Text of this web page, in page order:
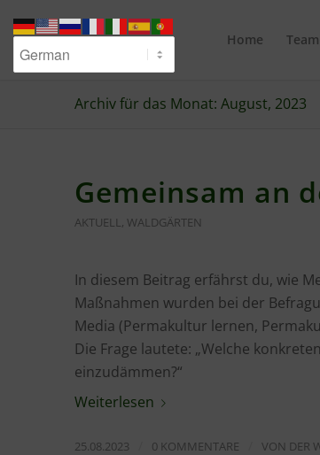
Home Team
Archiv für das Monat: August, 2023
Gemeinsam an
AKTUELL, WALDGÄRTEN
In diesem Beitrag erfährst du, wie
Maßnahmen wurden bei der
Media (Permakultur lernen,
Die Frage lautete: „Welche
einzudämmen?“
Weiterlesen
25.08.2023 0 KOMMENTARE VON DER